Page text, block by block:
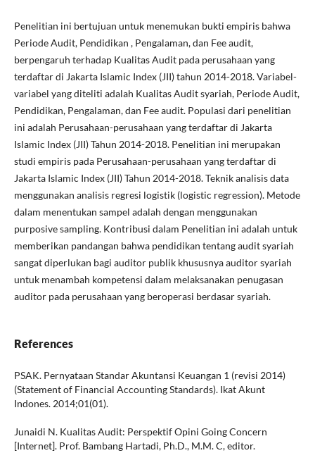
Penelitian ini bertujuan untuk menemukan bukti empiris bahwa
Periode Audit, Pendidikan , Pengalaman, dan Fee audit,
berpengaruh terhadap Kualitas Audit pada perusahaan yang
terdaftar di Jakarta Islamic Index (JII) tahun 2014-2018. Variabel-
variabel yang diteliti adalah Kualitas Audit syariah, Periode Audit,
Pendidikan, Pengalaman, dan Fee audit. Populasi dari penelitian
ini adalah Perusahaan-perusahaan yang terdaftar di Jakarta
Islamic Index (JII) Tahun 2014-2018. Penelitian ini merupakan
studi empiris pada Perusahaan-perusahaan yang terdaftar di
Jakarta Islamic Index (JII) Tahun 2014-2018. Teknik analisis data
menggunakan analisis regresi logistik (logistic regression). Metode
dalam menentukan sampel adalah dengan menggunakan
purposive sampling. Kontribusi dalam Penelitian ini adalah untuk
memberikan pandangan bahwa pendidikan tentang audit syariah
sangat diperlukan bagi auditor publik khususnya auditor syariah
untuk menambah kompetensi dalam melaksanakan penugasan
auditor pada perusahaan yang beroperasi berdasar syariah.
References
PSAK. Pernyataan Standar Akuntansi Keuangan 1 (revisi 2014)
(Statement of Financial Accounting Standards). Ikat Akunt
Indones. 2014;01(01).
Junaidi N. Kualitas Audit: Perspektif Opini Going Concern
[Internet]. Prof. Bambang Hartadi, Ph.D., M.M. C, editor.